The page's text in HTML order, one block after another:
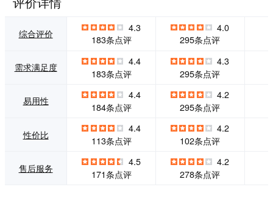
到最终上线交付，
ONES 帮助企业实
的管理，提高协作
效率，保障产品交
企业的市场竞争
力。 凭借专业的产
品和服务能力，ON
ES 目前已服务了招
商基金、浪潮集
团、贵州茅台、中
国电信等标杆客户
在内的20万余种大
髓，量身打造的产
品研发全生命周期
队解决项目管理过
程问题，提升研发
变，助力团队成长
模块化定制，可插
拔应用，第三方扩
展，灵活的解决方
案组合，满足企业
内部不同成熟度团
队需要。
综合评价
4.3
183条点评
4.0
295条点评
需求满足度
4.4
183条点评
4.3
295条点评
易用性
4.4
184条点评
4.2
295条点评
性价比
4.4
113条点评
4.2
102条点评
售后服务
4.5
171条点评
4.2
278条点评